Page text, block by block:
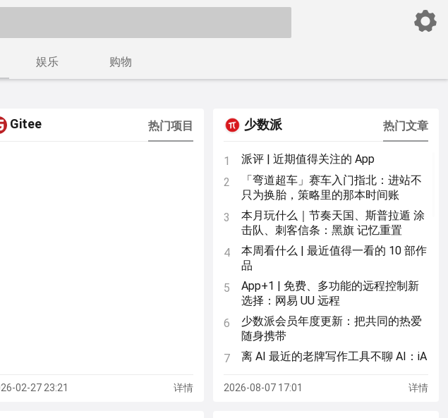
娱乐 购物
Gitee 热门项目
02-27 23:21 详情
少数派 热门文章
1
派评 | 近期值得关注的 App
2
「弯道超车」赛车入门指北：进站不
只为换胎，策略里的那本时间账
3
本月玩什么｜节奏天国、斯普拉遁 涂
击队、刺客信条：黑旗 记忆重置
4
本周看什么 | 最近值得一看的 10 部作
品
5
App+1 | 免费、多功能的远程控制新
选择：网易 UU 远程
6
少数派会员年度更新：把共同的热爱
随身携带
7
离 AI 最近的老牌写作工具不聊 AI：iA
8
App+1 | 诗经山河图：我用 AI 做了一
2026-08-07 17:01 详情